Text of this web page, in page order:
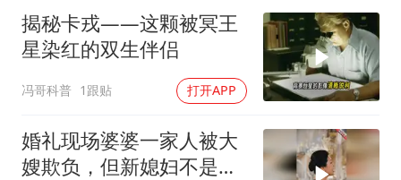
夯实基础开新局
揭秘卡戎——这颗被冥王
星染红的双生伴侣
冯哥科普 1跟贴 打开APP
婚礼现场婆婆一家人被大
嫂欺负，但新媳妇不是好